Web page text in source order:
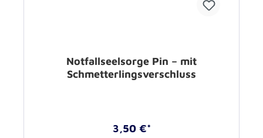
Notfallseelsorge Pin – mit
Schmetterlingsverschluss
3,50 €*